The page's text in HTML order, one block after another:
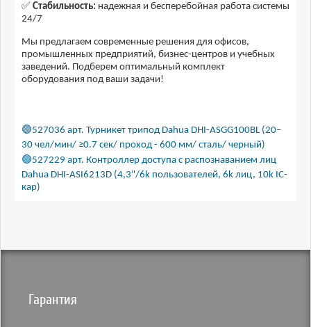
✅ Стабильность: надежная и бесперебойная работа системы
24/7
Мы предлагаем современные решения для офисов,
промышленных предприятий, бизнес-центров и учебных
заведений. Подберем оптимальный комплект
оборудования под ваши задачи!
🟢527036 арт. Турникет трипод Dahua DHI-ASGG100BL (20–
30 чел/мин/ ≥0.7 сек/ проход - 600 мм/ сталь/ черный)
🟢527229 арт. Контроллер доступа с распознаванием лиц
Dahua DHI-ASI6213D (4,3"/6k пользователей, 6k лиц, 10k IC-
кар)
Гарантия